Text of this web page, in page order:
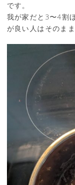
です。
我が家だと3〜4割
が良い人はそのまま